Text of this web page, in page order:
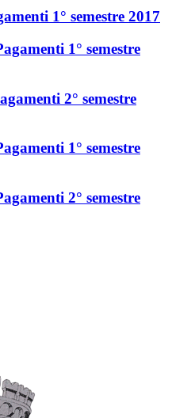
1° semestre 2017
1° semestre
2° semestre
1° semestre
2° semestre